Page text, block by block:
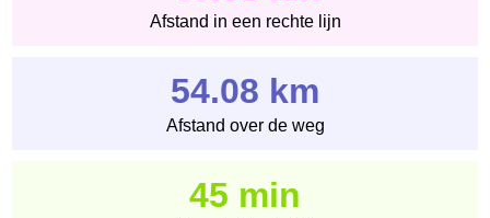
Afstand in een rechte lijn
54.08 km
Afstand over de weg
45 min